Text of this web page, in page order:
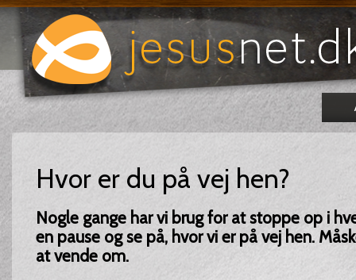
Hvor er du på vej hen?
Nogle gange har vi brug for at stoppe op i
en pause og se på, hvor vi er på vej hen.
at vende om.